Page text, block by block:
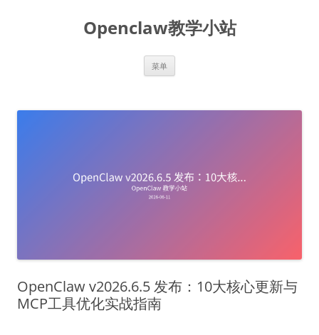
Openclaw教学小站
菜单
OpenClaw v2026.6.5 发布：10大核心更新与
MCP工具优化实战指南